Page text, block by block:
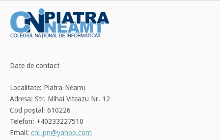
Date de contact
Localitate: Piatra-Neamț
Adresa: Str. Mihai Viteazu Nr. 12
Cod poștal: 610226
Telefon: +40233227510
Email: cni_pn@yahoo.com